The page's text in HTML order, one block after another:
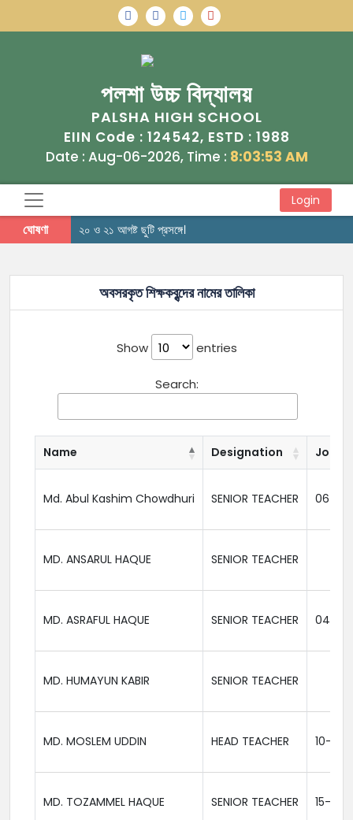
পলশা উচ্চ বিদ্যালয়
PALSHA HIGH SCHOOL
EIIN Code : 124542, ESTD : 1988
Date : Aug-06-2026, Time : 8:03:54 AM
Login
ঘোষণা ২০ ও ২১ আগষ্ট ছুটি প্রসঙ্গে।
অবসরকৃত শিক্ষকবৃন্দের নামের তালিকা
Show entries
Search:
Name Designation
Md. Abul Kashim Chowdhuri SENIOR TEACHER 06-
MD. ANSARUL HAQUE SENIOR TEACHER
MD. ASRAFUL HAQUE SENIOR TEACHER 04-
MD. HUMAYUN KABIR SENIOR TEACHER
MD. MOSLEM UDDIN HEAD TEACHER 10-01-
MD. TOZAMMEL HAQUE SENIOR TEACHER 15-06-